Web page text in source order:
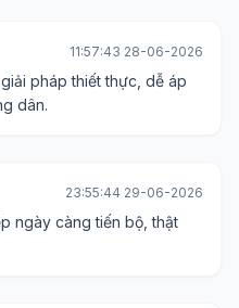
11:57:43 28-06-2026
pháp thiết thực, dễ áp
dân.
23:55:44 29-06-2026
ngày càng tiến bộ, thật